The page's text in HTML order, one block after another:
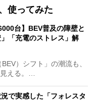
使ってみた
台】BEV普及の障壁と
「充電のストレス」解
）シフト」の潮流も、
える。…
で実感した「フォレスタ